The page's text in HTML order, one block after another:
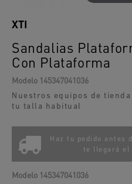
Sandalias
Con Plataforma
XTI
Modelo 145347041036
Nuestros equipos de
tu talla habitual
Haz tu pedido antes
te llegará el
Modelo 145347041036